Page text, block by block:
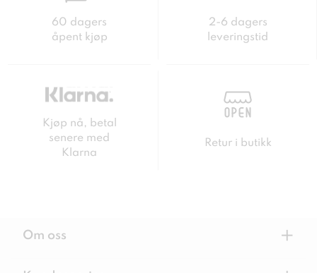
60 dagers
åpent kjøp
2-6 dagers
leveringstid
Kjøp nå, betal
senere med
Klarna
Retur i butikk
Om oss +